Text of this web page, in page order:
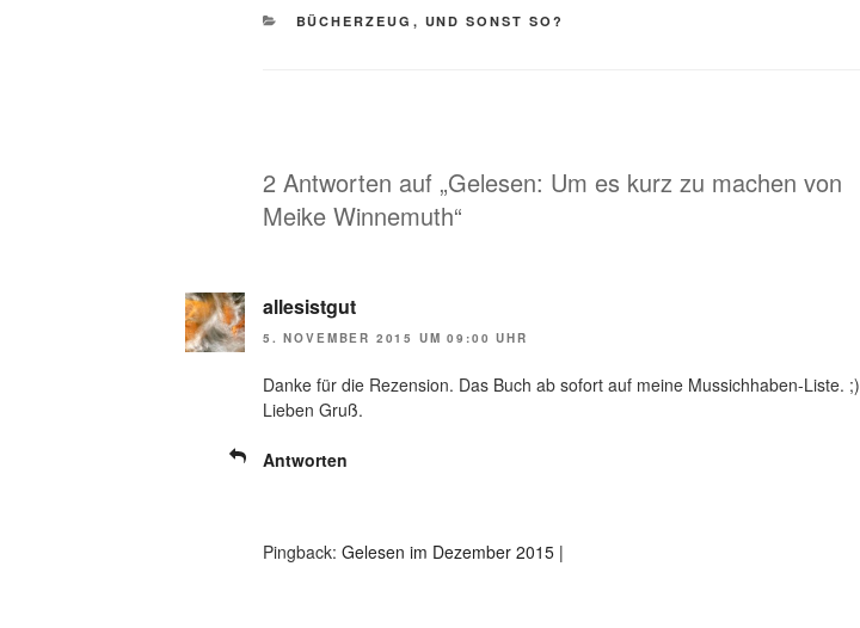
KATEGORIEN
BÜCHERZEUG , UND SONST SO?
2 Antworten auf „Gelesen: Um es kurz zu machen von
Meike Winnemuth“
allesistgut
5. NOVEMBER 2015 UM 09:00 UHR
Danke für die Rezension. Das Buch ab sofort auf meine Mussichhaben-Liste. ;)
Lieben Gruß.
Antworten
Pingback: Gelesen im Dezember 2015 |